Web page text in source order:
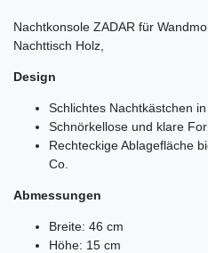
Nachtkonsole ZADAR für
Nachttisch Holz,
Design
Schlichtes Nachtkästchen
Schnörkellose und klare
Rechteckige Ablagefläche
Co.
Abmessungen
Breite: 46 cm
Höhe: 15 cm